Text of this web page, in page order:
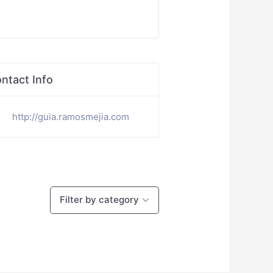
Info
http://guia.ramosmejia.com
Filter by category